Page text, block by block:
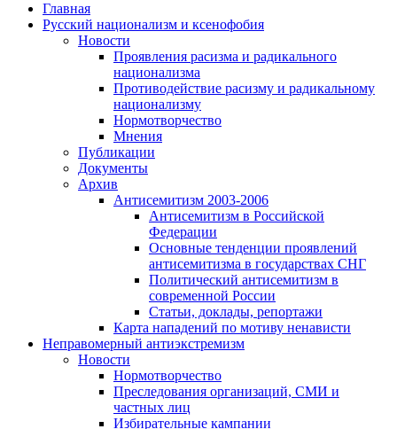
Главная
Русский национализм и ксенофобия
Новости
Проявления расизма и радикального
национализма
Противодействие расизму и радикальному
национализму
Нормотворчество
Мнения
Публикации
Документы
Архив
Антисемитизм 2003-2006
Антисемитизм в Российской
Федерации
Основные тенденции проявлений
антисемитизма в государствах СНГ
Политический антисемитизм в
современной России
Статьи, доклады, репортажи
Карта нападений по мотиву ненависти
Неправомерный антиэкстремизм
Новости
Нормотворчество
Преследования организаций, СМИ и
частных лиц
Избирательные кампании